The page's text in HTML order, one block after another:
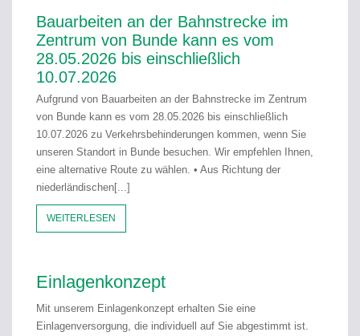
Bauarbeiten an der Bahnstrecke im
Zentrum von Bunde kann es vom
28.05.2026 bis einschließlich
10.07.2026
Aufgrund von Bauarbeiten an der Bahnstrecke im Zentrum
von Bunde kann es vom 28.05.2026 bis einschließlich
10.07.2026 zu Verkehrsbehinderungen kommen, wenn Sie
unseren Standort in Bunde besuchen. Wir empfehlen Ihnen,
eine alternative Route zu wählen. • Aus Richtung der
niederländischen[...]
WEITERLESEN
Einlagenkonzept
Mit unserem Einlagenkonzept erhalten Sie eine
Einlagenversorgung, die individuell auf Sie abgestimmt ist.